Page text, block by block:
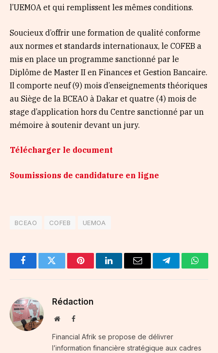
l’UEMOA et qui remplissent les mêmes conditions.
Soucieux d’offrir une formation de qualité conforme
aux normes et standards internationaux, le COFEB a
mis en place un programme sanctionné par le
Diplôme de Master II en Finances et Gestion Bancaire.
Il comporte neuf (9) mois d’enseignements théoriques
au Siège de la BCEAO à Dakar et quatre (4) mois de
stage d’application hors du Centre sanctionné par un
mémoire à soutenir devant un jury.
Télécharger le document
Soumissions de candidature en ligne
BCEAO COFEB UEMOA
FacebookTwitter PinterestLinkedInEmail Telegram
Rédaction
WebsiteFacebook
Financial Afrik se propose de délivrer
l’information financière stratégique aux cadres